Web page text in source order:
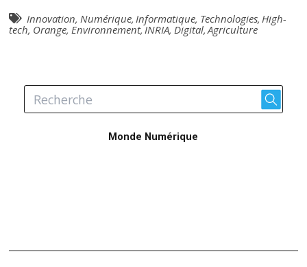
Innovation, Numérique, Informatique, Technologies, High-
tech, Orange, Environnement, INRIA, Digital, Agriculture
Monde Numérique